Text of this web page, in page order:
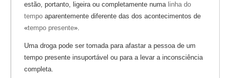
estão, portanto, ligeira ou completamente numa linha do
tempo aparentemente diferente das dos acontecimentos de
«tempo presente».
Uma droga pode ser tomada para afastar a pessoa de um
tempo presente insuportável ou para a levar a inconsciência
completa.